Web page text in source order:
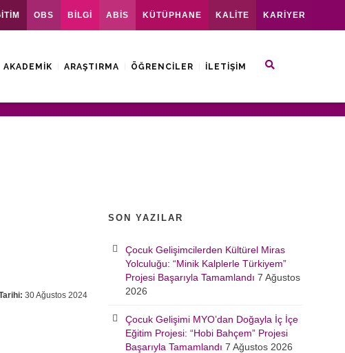
OBS BİLGİ ABİS KÜTÜPHANE KALİTE KARİYER
AKADEMIK ARAŞTIRMA ÖĞRENCILER İLETIŞIM
30 Ağustos 2024
SON YAZILAR
Çocuk Gelişimcilerden Kültürel Miras
Yolculuğu: “Minik Kalplerle Türkiyem”
Projesi Başarıyla Tamamlandı 7 Ağustos
2026
Çocuk Gelişimi MYO’dan Doğayla İç İçe
Eğitim Projesi: “Hobi Bahçem” Projesi
Başarıyla Tamamlandı 7 Ağustos 2026